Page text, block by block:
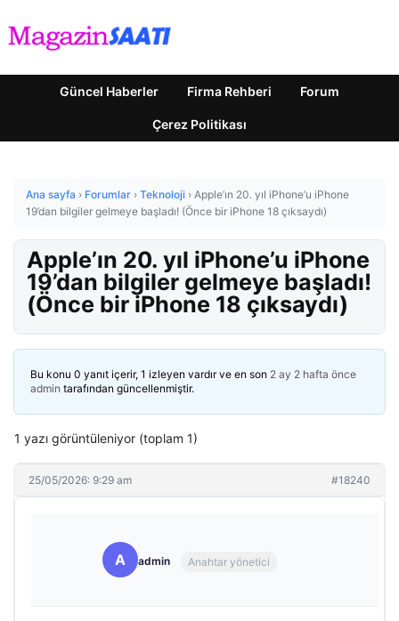
Güncel Haberler Firma Rehberi Forum
Çerez Politikası
Ana sayfa › Forumlar › Teknoloji › Apple’ın 20. yıl iPhone’u iPhone
19’dan bilgiler gelmeye başladı! (Önce bir iPhone 18 çıksaydı)
Apple’ın 20. yıl iPhone’u iPhone
19’dan bilgiler gelmeye başladı!
(Önce bir iPhone 18 çıksaydı)
Bu konu 0 yanıt içerir, 1 izleyen vardır ve en son 2 ay 2 hafta önce
admin tarafından güncellenmiştir.
1 yazı görüntüleniyor (toplam 1)
25/05/2026: 9:29 am #18240
A admin Anahtar yönetici